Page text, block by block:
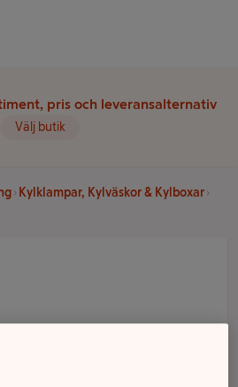
pris och leveransalternativ
Välj butik
Kylklampar, Kylväskor & Kylboxar